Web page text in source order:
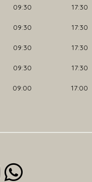
09:30 17:30
09:30 17:30
09:30 17:30
09:30 17:30
09:00 17:00